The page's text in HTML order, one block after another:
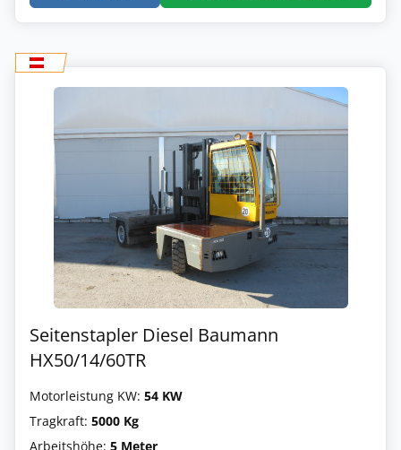
Seitenstapler Diesel Baumann
HX50/14/60TR
Motorleistung KW: 54 KW
Tragkraft: 5000 Kg
Arbeitshöhe: 5 Meter